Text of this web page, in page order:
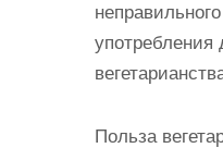
употребления
Польза